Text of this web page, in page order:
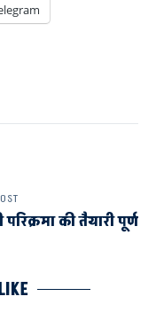
की तैयारी पूर्ण